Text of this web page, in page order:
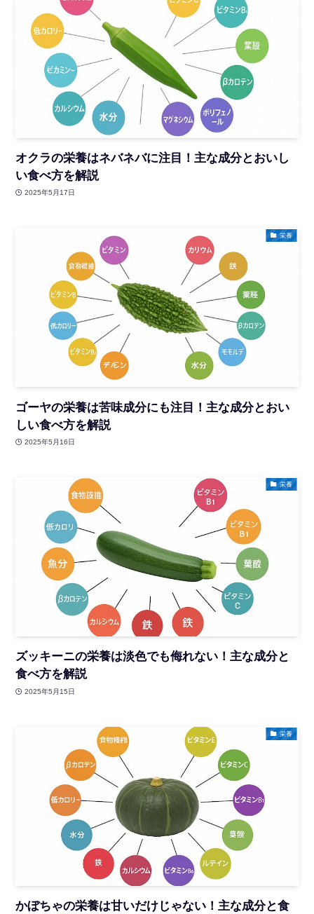
オクラの栄養はネバネバに注目！主な成分とおいし
い食べ方を解説
2025年5月17日
栄養
ゴーヤの栄養は苦味成分にも注目！主な成分とおい
しい食べ方を解説
2025年5月16日
栄養
ズッキーニの栄養は淡色でも侮れない！主な成分と
食べ方を解説
2025年5月15日
栄養
かぼちゃの栄養は甘いだけじゃない！主な成分と食